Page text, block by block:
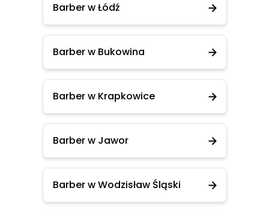
Barber w Łódź
Barber w Bukowina
Barber w Krapkowice
Barber w Jawor
Barber w Wodzisław Śląski